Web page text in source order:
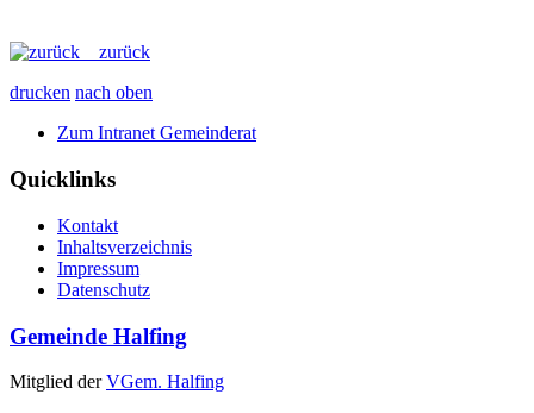
zurück
drucken nach oben
Zum Intranet Gemeinderat
Quicklinks
Kontakt
Inhaltsverzeichnis
Impressum
Datenschutz
Gemeinde Halfing
Mitglied derVGem. Halfing